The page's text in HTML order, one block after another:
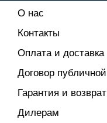
О нас
Контакты
Оплата и доставка
Договор
Гарантия и возврат
Дилерам